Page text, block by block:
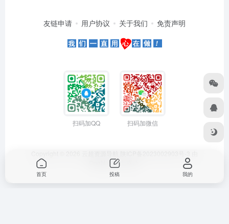
友链申请 用户协议 关于我们 免责声明
扫码加QQ 扫码加微信
OneNav强力驱动
首页 投稿 我的